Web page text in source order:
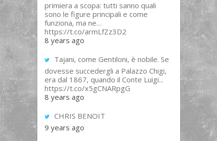
primiera a scopa: tutti sanno quali
sono le figure principali e come
funziona, ma ne…
https://t.co/armLfZz3D2
8 years ago
Tajani, come Gentiloni, è nobile. Se
dovesse succedergli a Palazzo Chigi,
era dal 1867, quando il Conte Luigi...
https://t.co/x5gCNARpgG
8 years ago
CHRIS BENOIT
9 years ago